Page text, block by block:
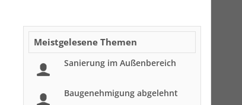
Meistgelesene Themen
Sanierung im Außenbereich
Baugenehmigung abgelehnt